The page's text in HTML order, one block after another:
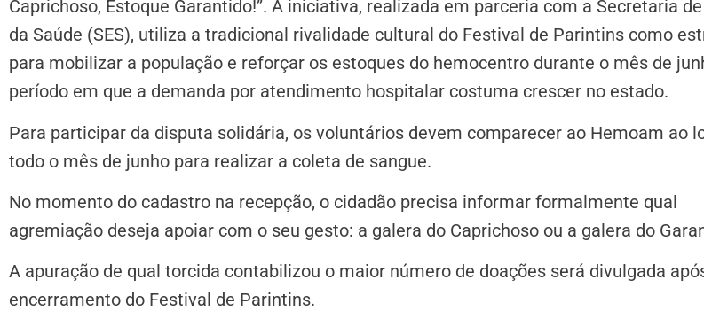
Caprichoso, Estoque Garantido!”. A iniciativa, realizada em parceria com a Secretaria
da Saúde (SES), utiliza a tradicional rivalidade cultural do Festival de Parintins como
para mobilizar a população e reforçar os estoques do hemocentro durante o mês de
período em que a demanda por atendimento hospitalar costuma crescer no estado.
Para participar da disputa solidária, os voluntários devem comparecer ao Hemoam ao
todo o mês de junho para realizar a coleta de sangue.
No momento do cadastro na recepção, o cidadão precisa informar formalmente qual
agremiação deseja apoiar com o seu gesto: a galera do Caprichoso ou a galera do
A apuração de qual torcida contabilizou o maior número de doações será divulgada
encerramento do Festival de Parintins.